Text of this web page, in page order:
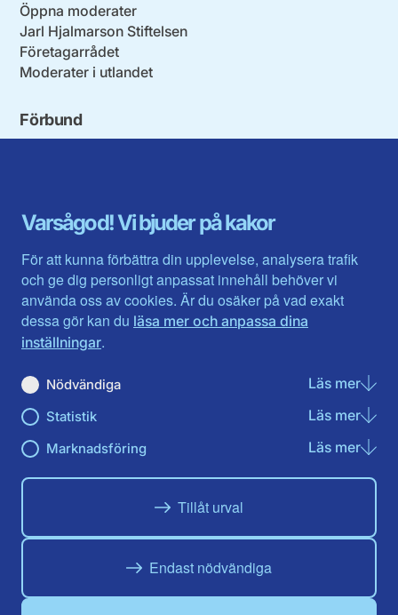
Varsågod! Vi bjuder på kakor
För att kunna förbättra din upplevelse, analysera trafik
och ge dig personligt anpassat innehåll behöver vi
använda oss av cookies. Är du osäker på vad exakt
dessa gör kan du läsa mer och anpassa dina
inställningar.
Nödvändiga Läs merom
Statistik Läs merom
Marknadsföring Läs merom
Tillåt urval
Endast nödvändiga
Öppna moderater
Jarl Hjalmarson Stiftelsen
Företagarrådet
Moderater i utlandet
Förbund
Gävleborg
Halland
Jämtlands län
Jönköpings län
Kalmar län
Kronobergs län
Norrbotten
Skåne län
Värmlands län
Västerbotten
Västra Götaland
Västernorrland
Västmanland
Örebro län
Östergötland
Du hittar oss här på sociala medier
Facebook
Instagram